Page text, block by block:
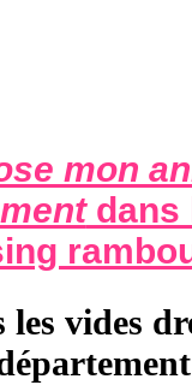
mon
dans
les vides